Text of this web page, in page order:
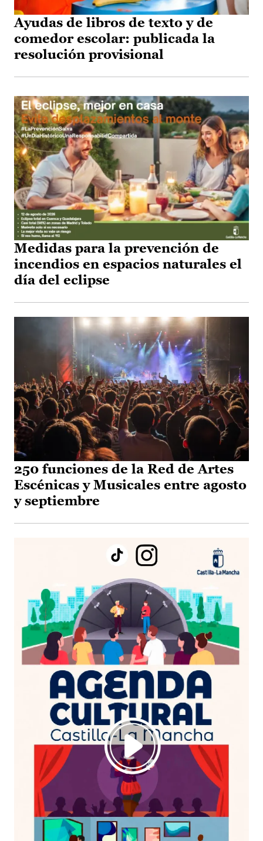
Ayudas de libros de texto y de
comedor escolar: publicada la
resolución provisional
Medidas para la prevención de
incendios en espacios naturales el
día del eclipse
250 funciones de la Red de Artes
Escénicas y Musicales entre agosto
y septiembre